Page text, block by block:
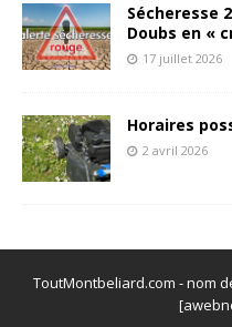
Sécheresse
Doubs en «
17 juillet 2026
Horaires
2 avril 2026
ToutMontbeliard.com - nom